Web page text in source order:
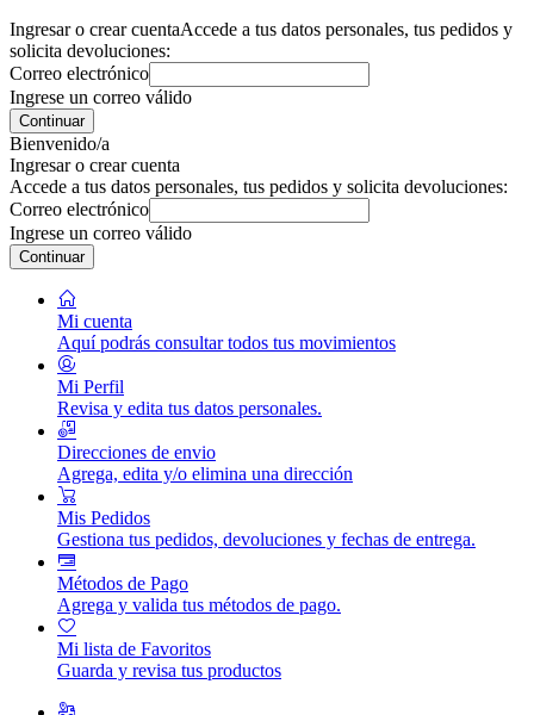
Ingresar o crear cuentaAccede a tus datos personales, tus pedidos y
solicita devoluciones:
Correo electrónico
Ingrese un correo válido
Continuar
Bienvenido/a
Ingresar o crear cuenta
Accede a tus datos personales, tus pedidos y solicita devoluciones:
Correo electrónico
Ingrese un correo válido
Continuar
Mi cuenta
Aquí podrás consultar todos tus movimientos
Mi Perfil
Revisa y edita tus datos personales.
Direcciones de envio
Agrega, edita y/o elimina una dirección
Mis Pedidos
Gestiona tus pedidos, devoluciones y fechas de entrega.
Métodos de Pago
Agrega y valida tus métodos de pago.
Mi lista de Favoritos
Guarda y revisa tus productos